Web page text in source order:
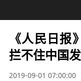
《人民日报
拦不住中国
2019-09-01 07:00:00